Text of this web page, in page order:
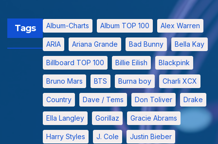
Tags Album-Charts Album TOP 100 Alex Warren
ARIA Ariana Grande Bad Bunny Bella Kay
Billboard TOP 100 Billie Eilish Blackpink
Bruno Mars BTS Burna boy Charli XCX
Country Dave / Tems Don Toliver Drake
Ella Langley Gorillaz Gracie Abrams
Harry Styles J. Cole Justin Bieber